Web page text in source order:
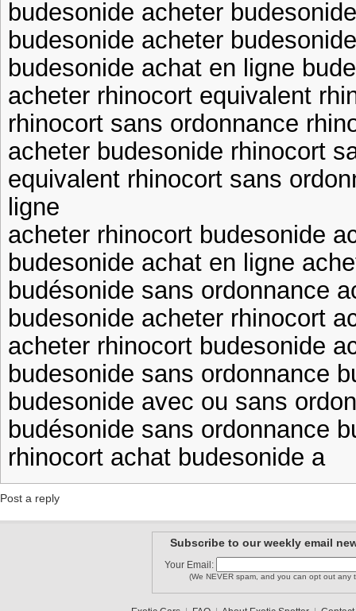
budesonide acheter
budesonide acheter
budesonide achat en ligne
acheter rhinocort equivalent
rhinocort sans ordonnance
acheter budesonide rhinocort
equivalent rhinocort sans
ligne
acheter rhinocort budesonide
budesonide achat en ligne
budésonide sans ordonnance
budesonide acheter rhinocort
acheter rhinocort budesonide
budesonide sans ordonnance
budesonide avec ou sans
budésonide sans ordonnance
rhinocort achat budesonide a
Post a reply
Subscribe to our weekly email
Your Email:
(We NEVER spam, and you can opt out any